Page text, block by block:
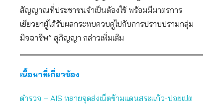
สัญญาณที่ประชาชนจำเป็นต้องใช้ พร้อมมีมาตรการ
เยียวยาผู้ได้รับผลกระทบควบคู่ไปกับการปราบปรามกลุ่ม
มิจฉาชีพ” สุภิญญา กล่าวเพิ่มเติม
เนื้อหาที่เกี่ยวข้อง
ตำรวจ – AIS ทลายจุดส่งเน็ตข้ามแดนสระแก้ว-ปอยเปต